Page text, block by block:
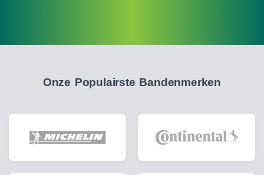
Onze Populairste Bandenmerken